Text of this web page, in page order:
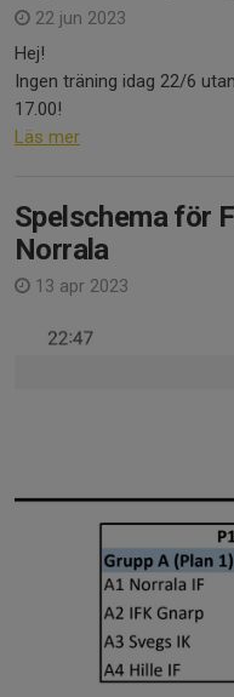
22 jun 2023
Hej!
Ingen träning idag 22/6
17.00!
Läs mer
Spelschema för
Norrala
13 apr 2023